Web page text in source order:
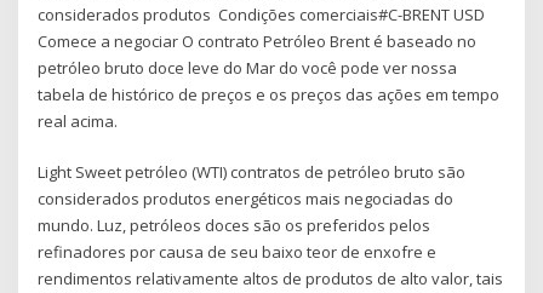
considerados produtos Condições comerciais#C-BRENT USD
Comece a negociar O contrato Petróleo Brent é baseado no
petróleo bruto doce leve do Mar do você pode ver nossa
tabela de histórico de preços e os preços das ações em tempo
real acima.
Light Sweet petróleo (WTI) contratos de petróleo bruto são
considerados produtos energéticos mais negociadas do
mundo. Luz, petróleos doces são os preferidos pelos
refinadores por causa de seu baixo teor de enxofre e
rendimentos relativamente altos de produtos de alto valor, tais